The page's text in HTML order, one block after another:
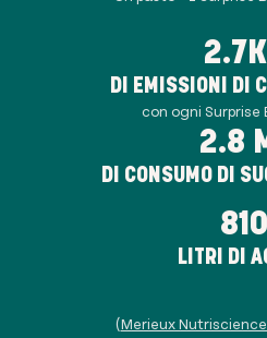
DI EMISSIONI DI
con ogni Surprise
2.8
DI CONSUMO DI
810
LITRI DI
(Merieux